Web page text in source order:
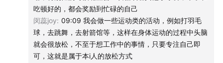
金典梦幻盖有机纯牛奶
金典限定呼伦贝尔有机纯牛奶
现在打开微信扫描下方海报中的二维码，进入
吃顿好的，都会奖励到忙碌的自己
闵蕊joy: 09:09 我会做一些运动类的活动，例如打羽毛
球，去跳舞，去射箭馆等，这样在身体运动的过程中头脑
就会很放松，不至于想工作中的事情，只要专注自己即
可，这就是属于本i人的放松方式